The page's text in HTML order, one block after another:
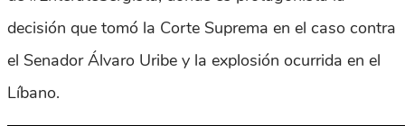
decisión que tomó la Corte Suprema en el caso contra
el Senador Álvaro Uribe y la explosión ocurrida en el
Líbano.